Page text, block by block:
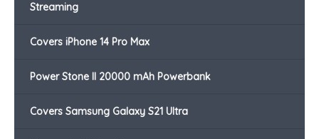
Streaming
Covers iPhone 14 Pro Max
Power Stone II 20000 mAh Powerbank
Covers Samsung Galaxy S21 Ultra